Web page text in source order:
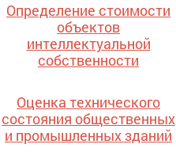
Определение стоимости
объектов
интеллектуальной
собственности
Оценка технического
состояния общественных
и промышленных зданий